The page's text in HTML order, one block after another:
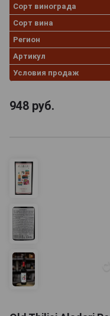
Сорт винограда
Сорт вина
Регион
Артикул
Условия продаж
948 руб.